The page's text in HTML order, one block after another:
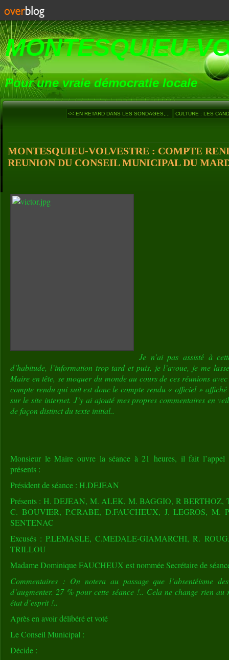
MONTESQUIEU-
Pour une vraie démocratie locale
<< EN RETARD DANS LES SONDAGES,... CULTURE : LES
MONTESQUIEU-VOLVESTRE : COMPTE
REUNION DU CONSEIL MUNICIPAL DU
Je n’ai pas assisté à
d’habitude, l’information trop tard et puis, je l’avoue, je me
Maire en tête, se moquer du monde au cours de ces réunions
compte rendu qui suit est donc le compte rendu « officiel »
sur le site internet. J’y ai ajouté mes propres commentaires en
de façon distinct du texte initial..
Monsieur le Maire ouvre la séance à 21 heures, il fait l’appel
présents :
Président de séance : H.DEJEAN
Présents : H. DEJEAN, M. ALEK, M. BAGGIO, R BERTHOZ,
C. BOUVIER, P.CRABE, D.FAUCHEUX, J. LEGROS, M.
SENTENAC
Excusés : P.LEMASLE, C.MEDALE-GIAMARCHI, R.
TRILLOU
Madame Dominique FAUCHEUX est nommée Secrétaire de
Commentaires : On notera au passage que l’absentéisme
d’augmenter. 27 % pour cette séance !.. Cela ne change rien
état d’esprit !..
Après en avoir délibéré et voté
Le Conseil Municipal :
Décide :